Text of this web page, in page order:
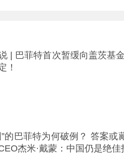
| 巴菲特首次暂缓向盖茨基
！
”的巴菲特为何破例？ 答案或
杰米·戴蒙：中国仍是绝